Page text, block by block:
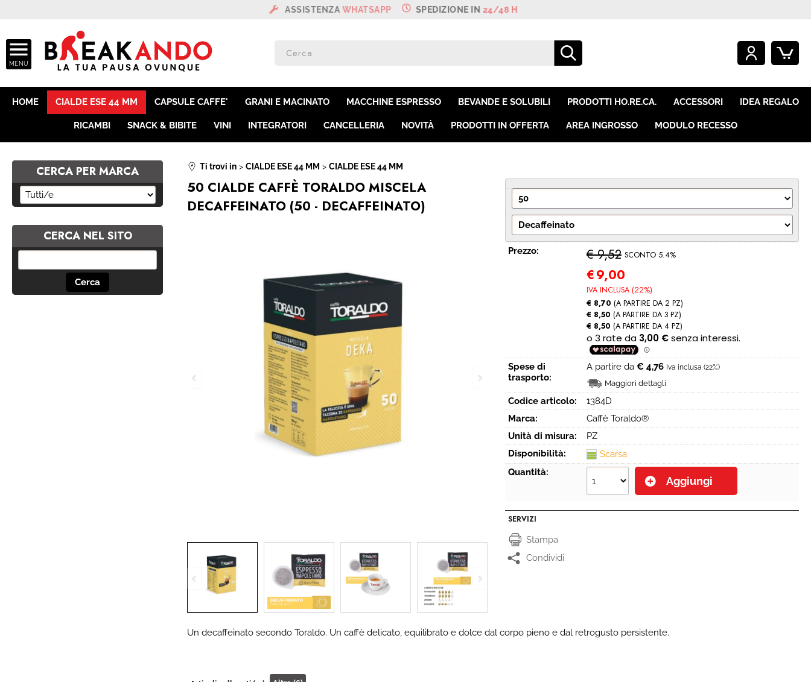
ASSISTENZA WHATSAPP SPEDIZIONE IN24/48 H
Per completare l'ordine inserisci
poi clicca sul pulsante "Accedi"
E-mail:
Password:
Hai perso la password?
Se non sei ancora registrato sul
"Registrati"
HOME CIALDE ESE 44 MM CAPSULE CAFFE' GRANI E MACINATO MACCHINE ESPRESSO BEVANDE E SOLUBILI PRODOTTI HO.RE.CA. ACCESSORI IDEA REGALO
RICAMBI SNACK & BIBITE VINI INTEGRATORI CANCELLERIA NOVITÀ PRODOTTI IN OFFERTA AREA INGROSSO MODULO RECESSO
CERCA PER MARCA
CERCA NEL SITO
Ti trovi in CIALDE ESE 44 MM CIALDE ESE 44 MM
50 CIALDE CAFFÈ TORALDO MISCELA
DECAFFEINATO (50 - DECAFFEINATO)
Prezzo: € 9,52 SCONTO 5.4%
€9,00
IVA INCLUSA (22%)
€ 8,70 (A PARTIRE DA 2 PZ)
€ 8,50 (A PARTIRE DA 3 PZ)
€ 8,50 (A PARTIRE DA 4 PZ)
Spese di
trasporto:
A partire da € 4,76 Iva inclusa (22%)
Maggiori dettagli
Codice articolo:
1384D
Marca:
Caffè Toraldo®
Unità di misura:
PZ
Disponibilità:
Scarsa
Quantità:
SERVIZI
Stampa
Condividi
Un decaffeinato secondo Toraldo. Un caffè delicato, equilibrato e dolce dal corpo pieno e dal retrogusto persistente.